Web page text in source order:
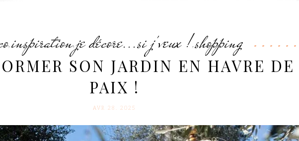
, inspiration,je décore...si j'veux !,shopping
SON JARDIN EN HAVRE DE
PAIX !
AVR 28. 2025